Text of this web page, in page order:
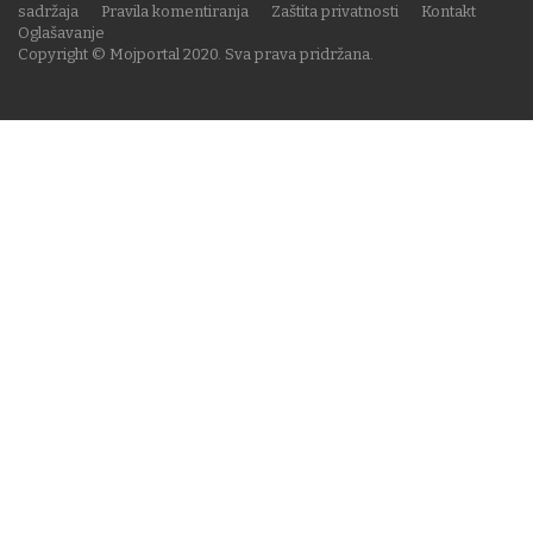
Copyright © Mojportal 2020. Sva prava pridržana.
sadržaja
Pravila komentiranja Zaštita privatnosti
Kontakt
Oglašavanje